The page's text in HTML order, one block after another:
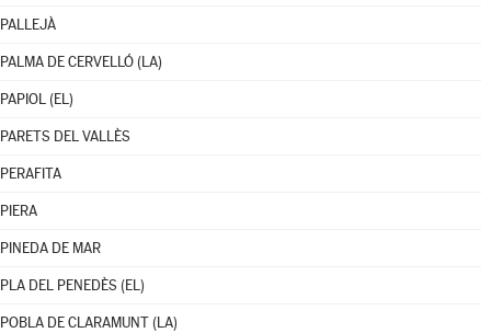
PALLEJÀ
PALMA DE CERVELLÓ (LA)
PAPIOL (EL)
PARETS DEL VALLÈS
PERAFITA
PIERA
PINEDA DE MAR
PLA DEL PENEDÈS (EL)
POBLA DE CLARAMUNT (LA)